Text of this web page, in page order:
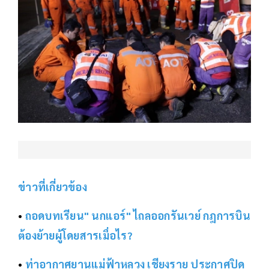
ข่าวที่เกี่ยวข้อง
• ถอดบทเรียน" นกแอร์" ไถลออกรันเวย์ กฎการบิน
ต้องย้ายผู้โดยสารเมื่อไร?
• ท่าอากาศยานแม่ฟ้าหลวง เชียงราย ประกาศปิด